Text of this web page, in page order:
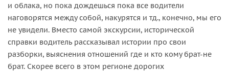
и облака, но пока дождешься пока все водители
наговорятся между собой, накурятся и тд., конечно, мы его
не увидели. Вместо самой экскурсии, исторической
справки водитель рассказывал истории про свои
разборки, выяснения отношений где и кто кому брат-не
брат. Скорее всего в этом регионе дорогих